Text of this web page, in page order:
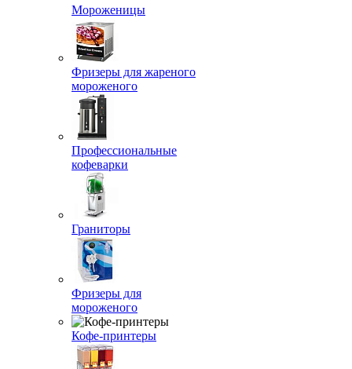
Мороженицы
Фризеры для жареного
мороженого
Профессиональные
кофеварки
Граниторы
Фризеры для
мороженого
Кофе-принтеры